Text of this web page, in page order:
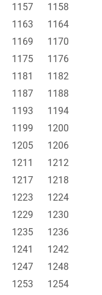
1157
1158
1163
1164
1169
1170
1175
1176
1181
1182
1187
1188
1193
1194
1199
1200
1205
1206
1211
1212
1217
1218
1223
1224
1229
1230
1235
1236
1241
1242
1247
1248
1253
1254